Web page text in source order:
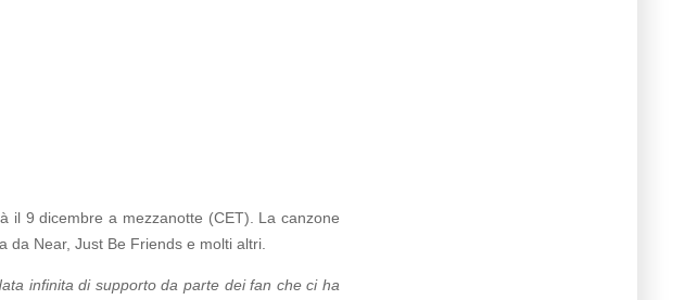
il 9 dicembre a mezzanotte (CET). La canzone
da Near, Just Be Friends e molti altri.
infinita di supporto da parte dei fan che ci ha